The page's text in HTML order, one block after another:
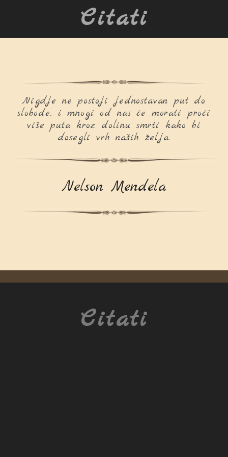
Citati
Nigdje ne postoji jednostavan put do
slobode, i mnogi od nas će morati proći
više puta kroz dolinu smrti kako bi
dosegli vrh naših želja.
Nelson Mendela
Citati